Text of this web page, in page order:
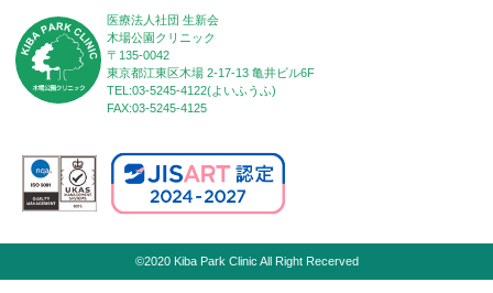
医療法人社団 生新会
木場公園クリニック
〒135-0042
東京都江東区木場 2-17-13 亀井ビル6F
TEL:03-5245-4122(よいふうふ)
FAX:03-5245-4125
©2020 Kiba Park Clinic All Right Recerved